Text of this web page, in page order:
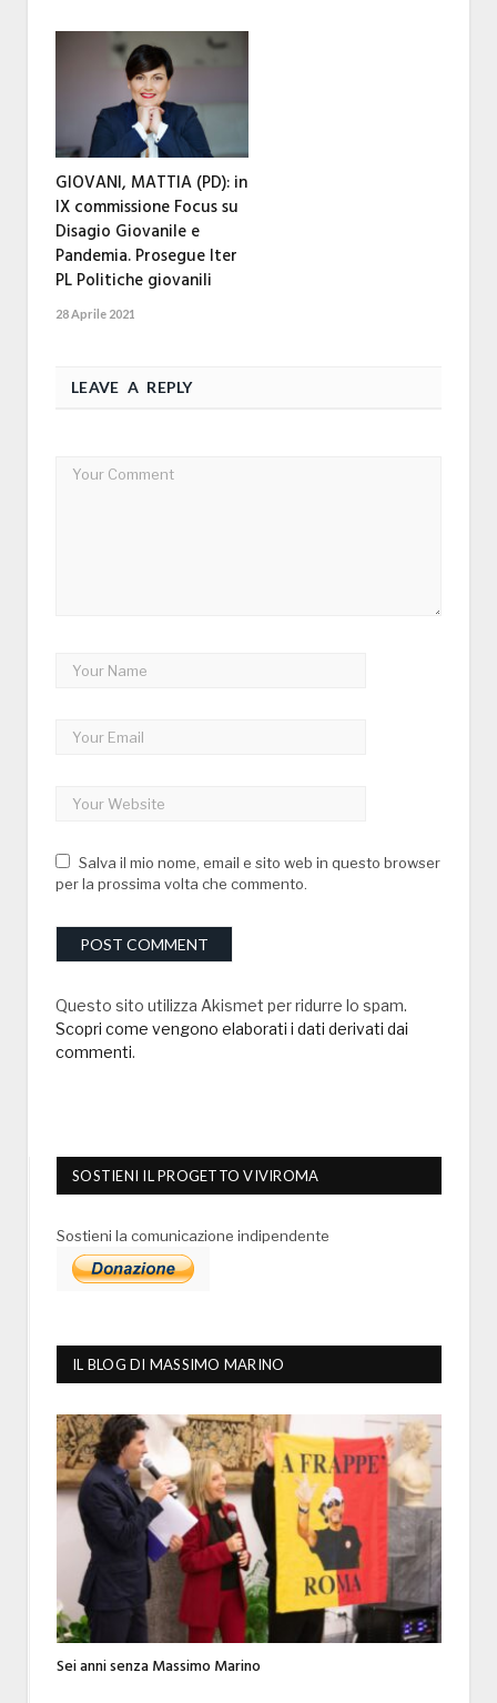
GIOVANI, MATTIA (PD): in
IX commissione Focus su
Disagio Giovanile e
Pandemia. Prosegue Iter
PL Politiche giovanili
28 Aprile 2021
LEAVE A REPLY
Salva il mio nome, email e sito web in questo browser
per la prossima volta che commento.
Questo sito utilizza Akismet per ridurre lo spam.
Scopri come vengono elaborati i dati derivati dai
commenti.
SOSTIENI IL PROGETTO VIVIROMA
Sostieni la comunicazione indipendente
IL BLOG DI MASSIMO MARINO
Sei anni senza Massimo Marino